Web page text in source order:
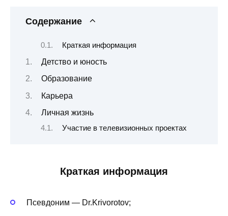
Содержание
Краткая информация
Детство и юность
Образование
Карьера
Личная жизнь
Участие в телевизионных проектах
Краткая информация
Псевдоним — Dr.Krivorotov;